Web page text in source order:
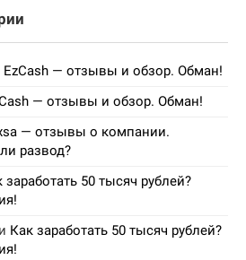
EzCash — отзывы и обзор. Обман!
— отзывы и обзор. Обман!
— отзывы о компании.
развод?
заработать 50 тысяч рублей?
Как заработать 50 тысяч рублей?